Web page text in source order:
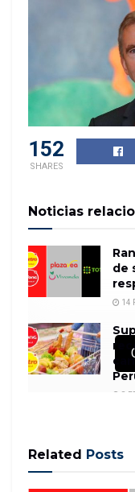
152
SHARES
Noticias
de
14
8
Related Posts